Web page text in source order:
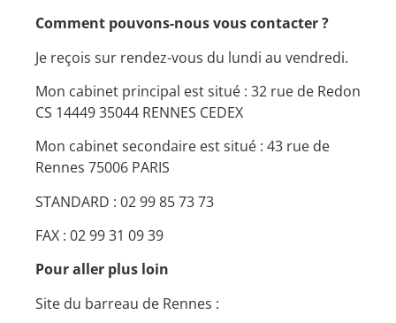
Comment pouvons-nous vous contacter ?
Je reçois sur rendez-vous du lundi au vendredi.
Mon cabinet principal est situé : 32 rue de Redon
CS 14449 35044 RENNES CEDEX
Mon cabinet secondaire est situé : 43 rue de
Rennes 75006 PARIS
STANDARD : 02 99 85 73 73
FAX : 02 99 31 09 39
Pour aller plus loin
Site du barreau de Rennes :